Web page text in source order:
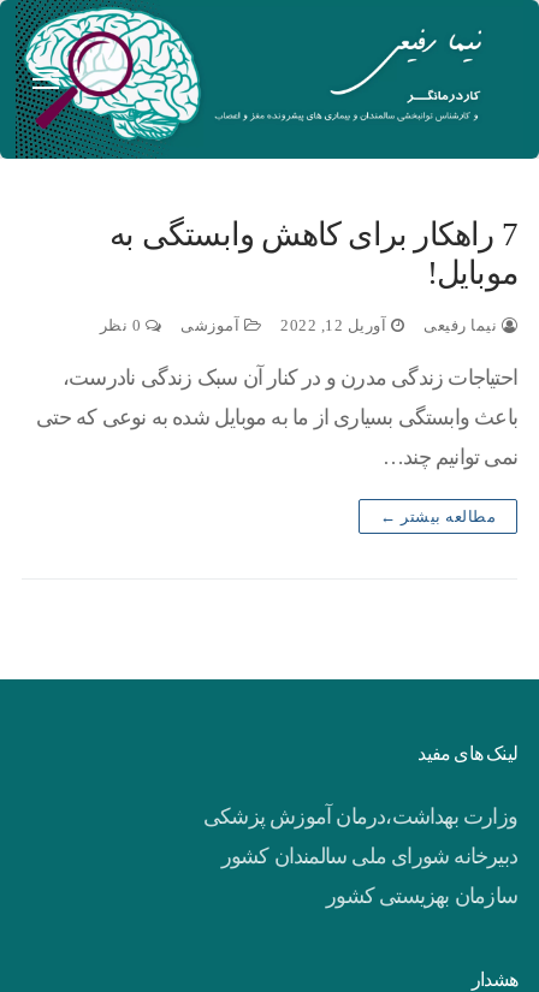
7 راهکار برای کاهش وابستگی به
موبایل!
نیما رفیعی آوریل 12, 2022 آموزشی
احتیاجات زندگی مدرن و در کنار آن سبک زندگی نادرست،
باعث وابستگی بسیاری از ما به موبایل شده به نوعی که حتی
نمی توانیم چند…
مطالعه بیشتر ←
لینک های مفید
وزارت بهداشت،درمان آموزش پزشکی
دبیرخانه شورای ملی سالمندان کشور
سازمان بهزیستی کشور
هشدار